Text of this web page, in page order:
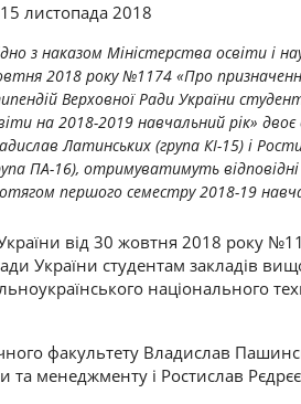
листопада 2018
з наказом Міністерства освіти і
2018 року №1174 «Про
Верховної Ради України
на 2018-2019 навчальний рік»
Латинських (група КІ-15) і
ПА-16), отримуватимуть відповідні
першого семестру 2018-19
України від 30 жовтня 2018 року
України студентам закладів
національного
факультету Владислав
та менеджменту і Ростислав